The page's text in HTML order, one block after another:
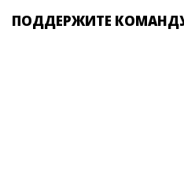
ПОДДЕРЖИТЕ КОМАНДУ